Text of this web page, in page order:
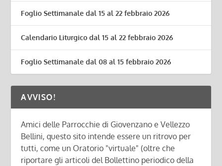
Foglio Settimanale dal 15 al 22 febbraio 2026
Calendario Liturgico dal 15 al 22 febbraio 2026
Foglio Settimanale dal 08 al 15 febbraio 2026
AVVISO!
Amici delle Parrocchie di Giovenzano e Vellezzo
Bellini, questo sito intende essere un ritrovo per
tutti, come un Oratorio "virtuale" (oltre che
riportare gli articoli del Bollettino periodico della